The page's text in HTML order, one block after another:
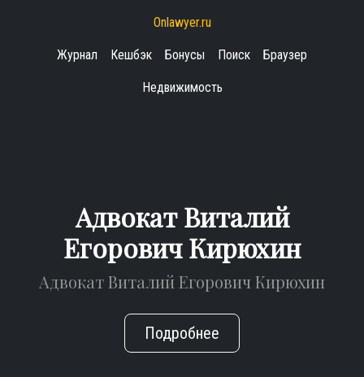
Onlawyer.ru
Журнал Кешбэк Бонусы Поиск Браузер
Недвижимость
Адвокат Виталий
Егорович Кирюхин
Адвокат Виталий Егорович Кирюхин
Подробнее